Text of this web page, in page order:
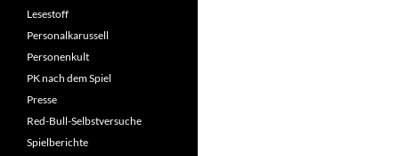
Lesestoff
Personalkarussell
Personenkult
PK nach dem Spiel
Presse
Red-Bull-Selbstversuche
Spielberichte